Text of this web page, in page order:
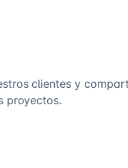
clientes y
proyectos.